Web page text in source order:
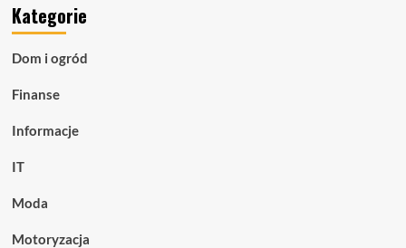
Kategorie
Dom i ogród
Finanse
Informacje
IT
Moda
Motoryzacja